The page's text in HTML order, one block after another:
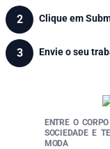
2 Clique em
3 Envie o seu
ENTRE O
SOCIEDADE E
MODA